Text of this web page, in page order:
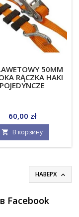
50MM
RĄCZKA HAKI
POJEDYNCZE
Цена
60,00 zł
 В корзину
НАВЕРХ 
Facebook